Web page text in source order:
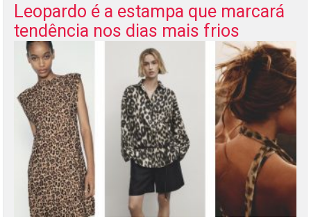
Leopardo é a estampa que marcará
tendência nos dias mais frios